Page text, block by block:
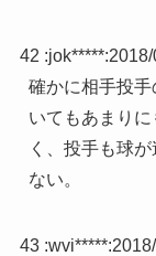
42 :jok*****:
確かに相手投手
いてもあまり
く、投手も球
ない。
43 :wvi*****: